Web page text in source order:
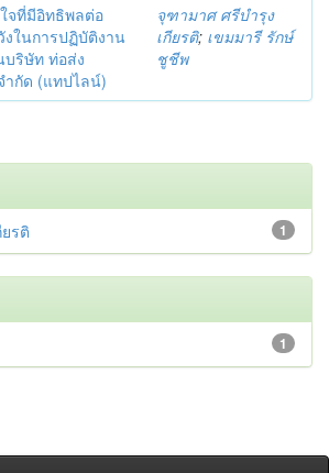
จที่มีอิทธิพลต่อ
ในการปฏิบัติงาน
ริษัท ท่อส่ง
ำกัด (แทปไลน์)
จุฑามาศ ศรีบำรุง
เกียรติ; เขมมารี รักษ์
ชูชีพ
1
รติ
1